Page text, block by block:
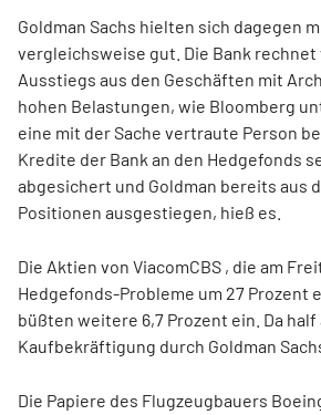
Goldman Sachs hielten sich dagegen
vergleichsweise gut. Die Bank rechnet
Ausstiegs aus den Geschäften mit
hohen Belastungen, wie Bloomberg
eine mit der Sache vertraute Person
Kredite der Bank an den Hedgefonds
abgesichert und Goldman bereits aus
Positionen ausgestiegen, hieß es.
Die Aktien von ViacomCBS , die am
Hedgefonds-Probleme um 27 Prozent
büßten weitere 6,7 Prozent ein. Da half
Kaufbekräftigung durch Goldman
Die Papiere des Flugzeugbauers